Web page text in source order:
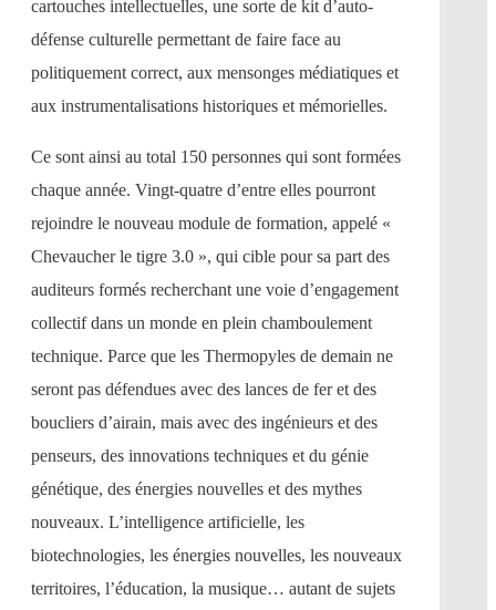
cartouches intellectuelles, une sorte de kit d’auto-
défense culturelle permettant de faire face au
politiquement correct, aux mensonges médiatiques et
aux instrumentalisations historiques et mémorielles.
Ce sont ainsi au total 150 personnes qui sont formées
chaque année. Vingt-quatre d’entre elles pourront
rejoindre le nouveau module de formation, appelé «
Chevaucher le tigre 3.0 », qui cible pour sa part des
auditeurs formés recherchant une voie d’engagement
collectif dans un monde en plein chamboulement
technique. Parce que les Thermopyles de demain ne
seront pas défendues avec des lances de fer et des
boucliers d’airain, mais avec des ingénieurs et des
penseurs, des innovations techniques et du génie
génétique, des énergies nouvelles et des mythes
nouveaux. L’intelligence artificielle, les
biotechnologies, les énergies nouvelles, les nouveaux
territoires, l’éducation, la musique… autant de sujets